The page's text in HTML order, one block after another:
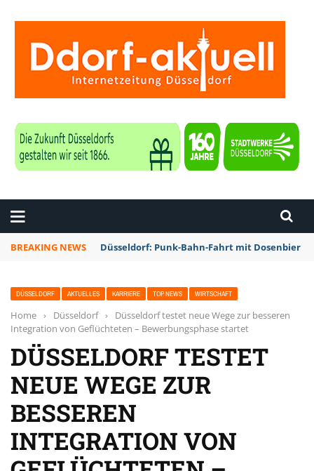
BREAKING NEWS Düsseldorf: Punk-Bahn-Fahrt mit Dosenbier
DÜSSELDORF AKTUELLES KARRIERE TOP NEWS WIRTSCHAFT
Home › Düsseldorf ›
Düsseldorf testet neue Wege zur besseren
Integration von Geflüchteten – Bewerbungsphase startet
DÜSSELDORF TESTET
NEUE WEGE ZUR
BESSEREN
INTEGRATION VON